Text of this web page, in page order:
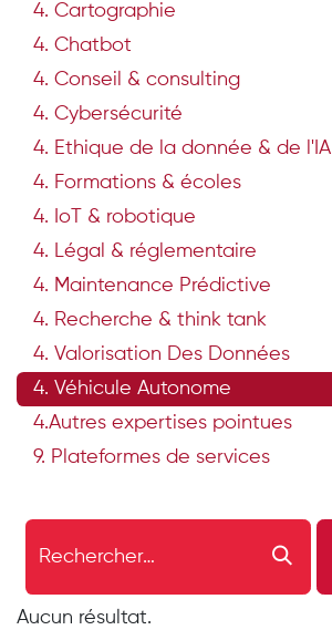
4. Cartographie
4. Chatbot
4. Conseil & consulting
4. Cybersécurité
4. Ethique de la donnée & de l'IA
4. Formations & écoles
4. IoT & robotique
4. Légal & réglementaire
4. Maintenance Prédictive
4. Recherche & think tank
4. Valorisation Des Données
4. Véhicule Autonome
4.Autres expertises pointues
9. Plateformes de services
Aucun résultat.